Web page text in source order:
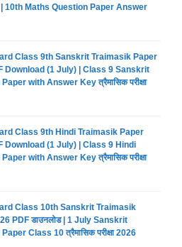
10th Maths Question Paper Answer
Class 9th Sanskrit Traimasik Paper
Download (1 July) | Class 9 Sanskrit
with Answer Key त्रैमासिक परीक्षा
Class 9th Hindi Traimasik Paper
Download (1 July) | Class 9 Hindi
with Answer Key त्रैमासिक परीक्षा
Class 10th Sanskrit Traimasik
PDF डाउनलोड | 1 July Sanskrit
Class 10 त्रैमासिक परीक्षा 2026